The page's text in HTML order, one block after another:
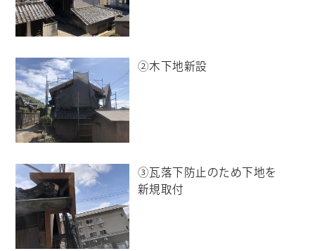
②木下地新設
③瓦落下防止のため下地を
新規取付